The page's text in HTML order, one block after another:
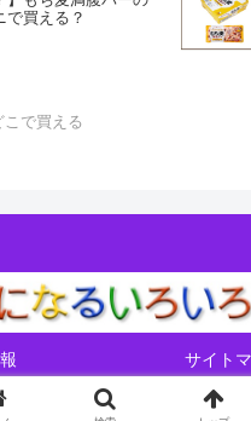
で買える？
こで買える
サイト
2026 気になるいろいろ All